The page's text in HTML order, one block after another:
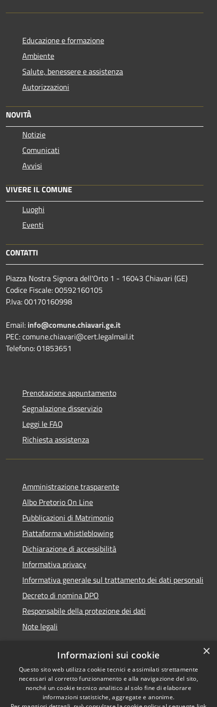
Educazione e formazione
Ambiente
Salute, benessere e assistenza
Autorizzazioni
NOVITÀ
Notizie
Comunicati
Avvisi
VIVERE IL COMUNE
Luoghi
Eventi
CONTATTI
Piazza Nostra Signora dell'Orto 1 - 16043 Chiavari (GE)
Codice Fiscale: 00592160105
P.Iva: 00170160998
Email: info@comune.chiavari.ge.it
PEC: comune.chiavari@cert.legalmail.it
Telefono: 01853651
Prenotazione appuntamento
Segnalazione disservizio
Leggi le FAQ
Richiesta assistenza
Amministrazione trasparente
Albo Pretorio On Line
Pubblicazioni di Matrimonio
Piattaforma whistleblowing
Dichiarazione di accessibilità
Informativa privacy
Informativa generale sul trattamento dei dati personali
Decreto di nomina DPO
Responsabile della protezione dei dati
Note legali
RSS
Accessibilità
© 2021 - 2026 Comune di
Chiavari -Area Riservata
×
Informazioni sui cookie
Questo sito web utilizza cookie tecnici e assimilati strettamente
necessari al corretto funzionamento e alla navigazione del sito,
nonché un cookie tecnico analitico al solo fine di elaborare
informazioni statistiche, aggregate e anonime.